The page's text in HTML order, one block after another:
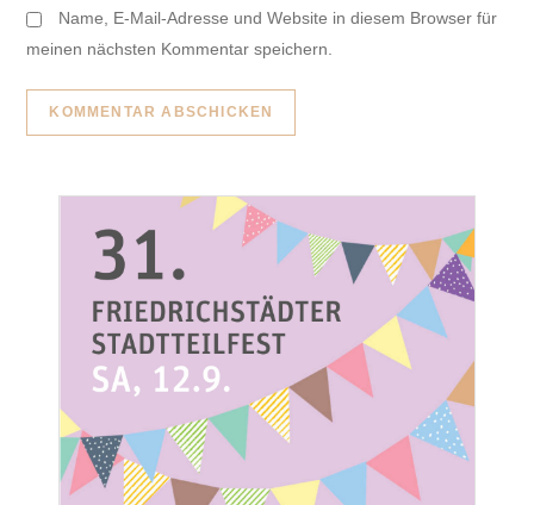
Name, E-Mail-Adresse und Website in diesem Browser für
meinen nächsten Kommentar speichern.